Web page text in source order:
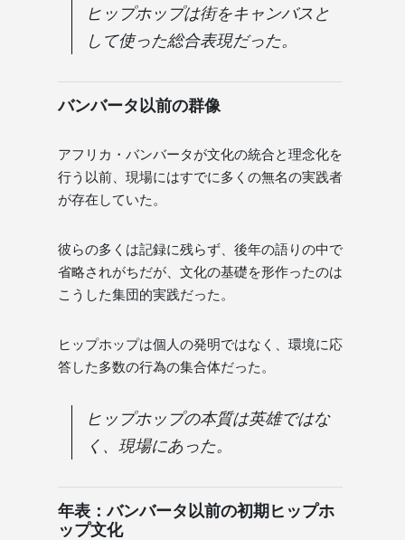
ヒップホップは街をキャンバスと
して使った総合表現だった。
バンバータ以前の群像
アフリカ・バンバータが文化の統合と理念化を
行う以前、現場にはすでに多くの無名の実践者
が存在していた。
彼らの多くは記録に残らず、後年の語りの中で
省略されがちだが、文化の基礎を形作ったのは
こうした集団的実践だった。
ヒップホップは個人の発明ではなく、環境に応
答した多数の行為の集合体だった。
ヒップホップの本質は英雄ではな
く、現場にあった。
年表：バンバータ以前の初期ヒップホ
ップ文化